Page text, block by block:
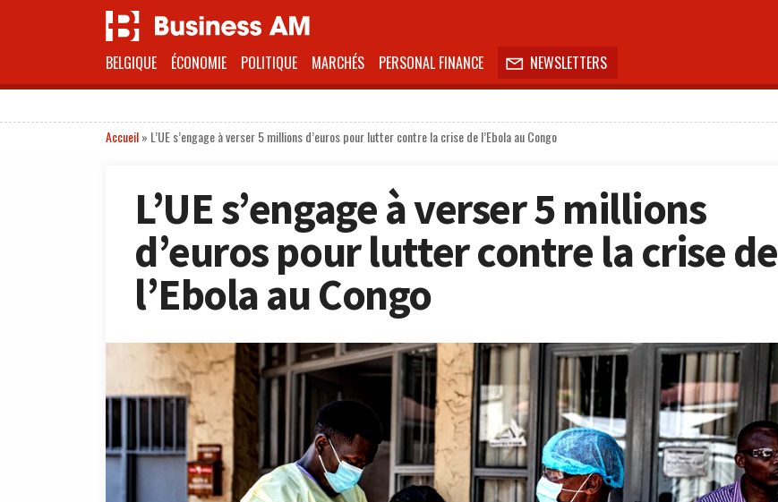
BELGIQUE ÉCONOMIE POLITIQUE MARCHÉS PERSONAL FINANCE  NEWSLETTERS
Accueil» L’UE s’engage à verser 5 millions d’euros pour lutter contre la crise de l’Ebola au Congo
L’UE s’engage à verser 5 millions
d’euros pour lutter contre la crise de
l’Ebola au Congo